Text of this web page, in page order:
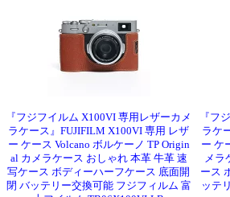
『フジフイルム X100VI 専用レザーカメ
ラケース』FUJIFILM X100VI 専用 レザ
ー ケース Volcano ボルケーノ TP Origin
al カメラケース おしゃれ 本革 牛革 速
写ケース ボディーハーフケース 底面開
閉 バッテリー交換可能 フジフィルム 富
『フ
ラケ
ー ケ
メラ
ース
ッテ